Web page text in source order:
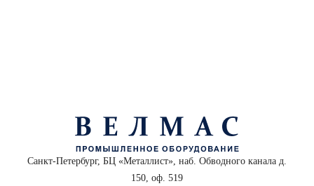
Санкт-Петербург, БЦ «Металлист», наб. Обводного канала д.
150, оф. 519